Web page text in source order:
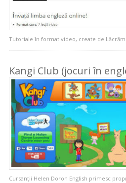
Tutoriale în format video, create de
Kangi Club (jocuri în
Cursanții Helen Doron English primesc